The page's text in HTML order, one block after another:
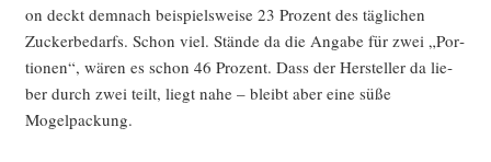
on deckt dem­nach bei­spiels­wei­se 23 Pro­zent des täg­li­chen
Zucker­be­darfs. Schon viel. Stän­de da die Anga­be für zwei „Por­
tio­nen“, wären es schon 46 Pro­zent. Dass der Her­stel­ler da lie­
ber durch zwei teilt, liegt nahe – bleibt aber eine süße
Mogelpackung.